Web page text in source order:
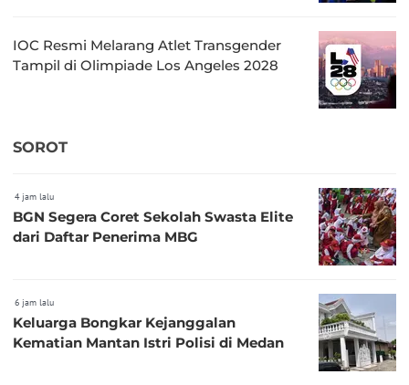
IOC Resmi Melarang Atlet Transgender
Tampil di Olimpiade Los Angeles 2028
SOROT
4 jam lalu
BGN Segera Coret Sekolah Swasta Elite
dari Daftar Penerima MBG
6 jam lalu
Keluarga Bongkar Kejanggalan
Kematian Mantan Istri Polisi di Medan